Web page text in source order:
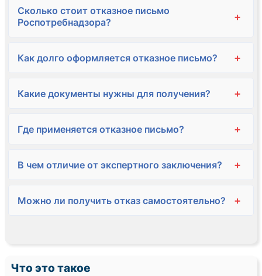
Сколько стоит отказное письмо
Роспотребнадзора?
+
Как долго оформляется отказное письмо? +
Какие документы нужны для получения? +
Где применяется отказное письмо? +
В чем отличие от экспертного заключения? +
Можно ли получить отказ самостоятельно? +
Что это такое